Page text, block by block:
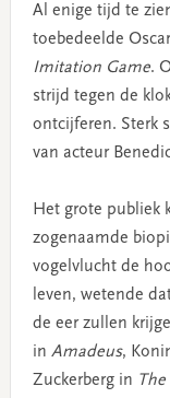
Al enige tijd te
toebedeelde
Imitation Game.
strijd tegen de
ontcijferen. Sterk
van acteur
Het grote publiek
zogenaamde
vogelvlucht de
leven, wetende
de eer zullen
in Amadeus,
Zuckerberg in